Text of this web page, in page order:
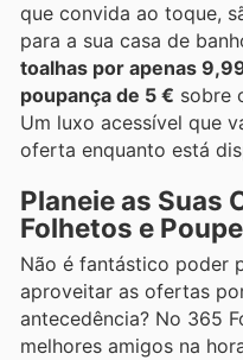
que convida ao toque,
para a sua casa de
toalhas por apenas
poupança de 5 € sobre
Um luxo acessível que
oferta enquanto está
Planeie as Suas
Folhetos e
Não é fantástico poder
aproveitar as ofertas
antecedência? No 365
melhores amigos na